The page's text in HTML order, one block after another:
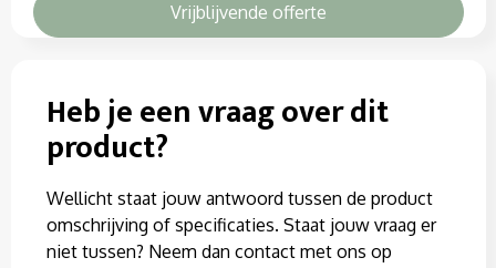
Vrijblijvende offerte
Heb je een vraag over dit
product?
Wellicht staat jouw antwoord tussen de product
omschrijving of specificaties. Staat jouw vraag er
niet tussen? Neem dan contact met ons op